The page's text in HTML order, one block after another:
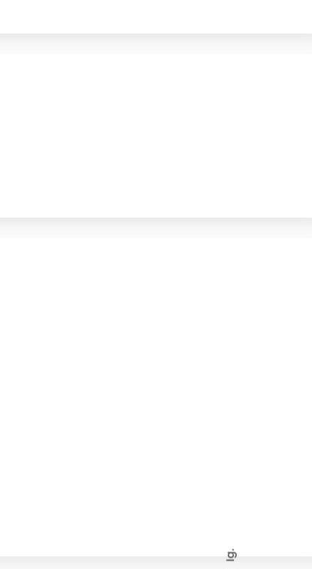
Ig.